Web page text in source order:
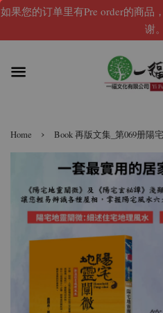
如果您的订单里有Pre order的商品
谢。
Home › Book 再版文集_第069册陽